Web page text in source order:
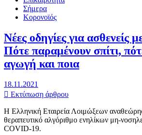
Σήμερα
Κορονοϊός
Νέες οδηγίες για ασθενείς
Πότε παραμένουν σπίτι,
αγωγή και ποια
18.11.2021
Εκτύπωση άρθρου
Η Ελληνική Εταιρεία Λοιμώξεων
θεραπευτικό αλγόριθμο ενηλίκων μη-
COVID-19.